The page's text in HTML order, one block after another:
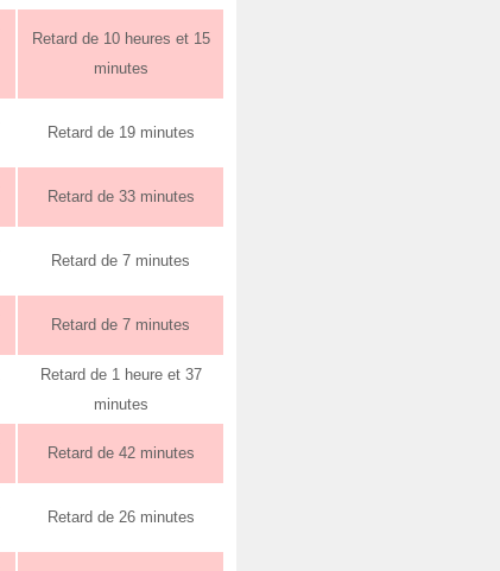
Retard de 10 heures et 15
minutes
Retard de 19 minutes
Retard de 33 minutes
Retard de 7 minutes
Retard de 7 minutes
Retard de 1 heure et 37
minutes
Retard de 42 minutes
Retard de 26 minutes